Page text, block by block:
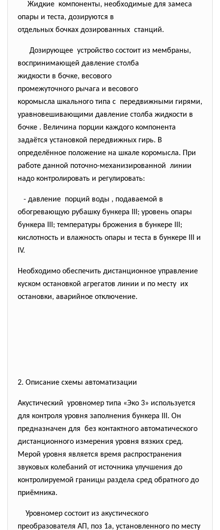
Жидкие компоненты, необходимые для замеса
опары и теста, дозируются в
отдельных бочках дозированных станций.
Дозирующее устройство состоит из мембраны,
воспринимающей давление столба
жидкости в бочке, весового
промежуточного рычага и весового
коромысла шкального типа с передвижными гирями,
уравновешивающими давление столба жидкости в
бочке . Величина порции каждого компонента
задаётся установкой передвижных гирь. В
определённое положение на шкале коромысла. При
работе данной поточно-механизированной линии
надо контролировать и регулировать:
- давление порций воды , подаваемой в
обогревающую рубашку бункера III; уровень опары
бункера III; температуры брожения в бункере III;
кислотность и влажность опары и теста в бункере III и
IV.
Необходимо обеспечить дистанционное управление
куском остановкой агрегатов линии и по месту их
остановки, аварийное отключение.
2. Описание схемы автоматизации
Акустический уровномер типа «Эко 3» используется
для контроля уровня заполнения бункера III. Он
предназначен для без контактного автоматического
дистанционного измерения уровня вязких сред.
Мерой уровня является время распространения
звуковых колебаний от источника улучшения до
контролируемой границы раздела сред обратного до
приёмника.
Уровномер состоит из акустического
преобразователя АП, поз 1а, установленного по месту